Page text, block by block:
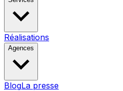
Réalisations
Agences
BlogLa presse